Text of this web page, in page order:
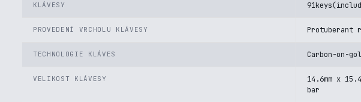
KLÁVESY
PROVEDENÍ VRCHOLU KLÁVESY Protuberant
TECHNOLOGIE KLÁVES Carbon-on-
VELIKOST KLÁVESY
14.6mm x
bar